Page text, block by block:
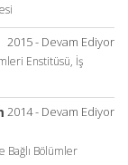
2015 - Devam Ediyor
Enstitüsü, İş
2014 - Devam Ediyor
Bağlı Bölümler